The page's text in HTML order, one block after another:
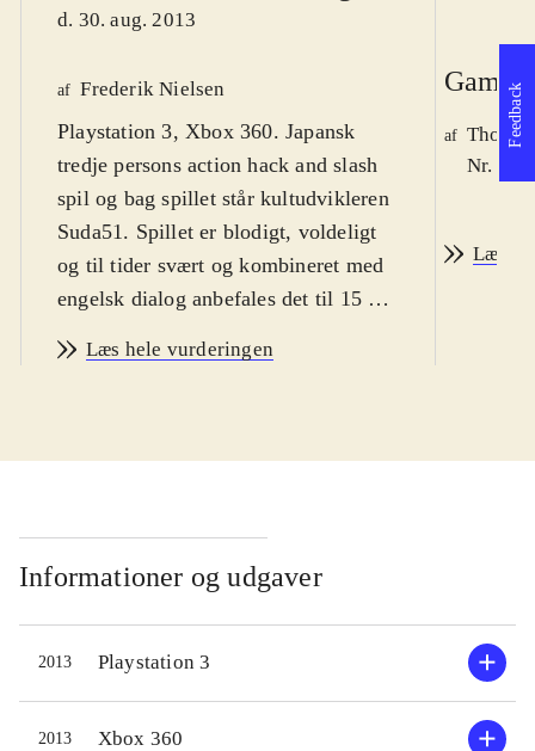
d. 30. aug. 2013
af Frederik Nielsen
Playstation 3, Xbox 360. Japansk
tredje persons action hack and slash
spil og bag spillet står kultudvikleren
Suda51. Spillet er blodigt, voldeligt
og til tider svært og kombineret med
engelsk dialog anbefales det til 15 år.
Hovedpersonen Mondo er lejemorder
våben er sværd men hans arm er også
opgradere armen og kan få adgang til
flere våben og bedre angreb ved at
gennemføre de 12 missioner og
forskellige sidemissioner.
Kampstyringen er simpel at gå til og
man kommer langt med bare at
trykke løs på knapperne men med lidt
Læs hele vurderingen
Game
af
Nr.
Læs
Informationer og udgaver
2013 Playstation 3
2013 Xbox 360
Feedback